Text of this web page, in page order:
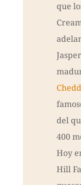
que
del
400
Hoy
Hill